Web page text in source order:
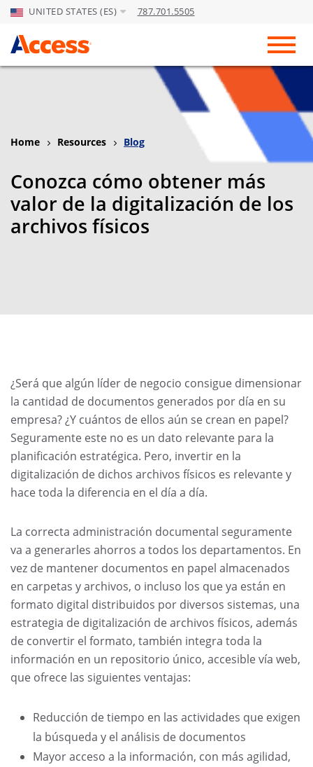
Skip to Main Content
UNITED STATES (ES) 787.701.5505
Home Resources Blog
Conozca cómo obtener más
valor de la digitalización de los
archivos físicos
¿Será que algún líder de negocio consigue dimensionar
la cantidad de documentos generados por día en su
empresa? ¿Y cuántos de ellos aún se crean en papel?
Seguramente este no es un dato relevante para la
planificación estratégica. Pero, invertir en la
digitalización de dichos archivos físicos es relevante y
hace toda la diferencia en el día a día.
La correcta administración documental seguramente
va a generarles ahorros a todos los departamentos. En
vez de mantener documentos en papel almacenados
en carpetas y archivos, o incluso los que ya están en
formato digital distribuidos por diversos sistemas, una
estrategia de digitalización de archivos físicos, además
de convertir el formato, también integra toda la
información en un repositorio único, accesible vía web,
que ofrece las siguientes ventajas:
Reducción de tiempo en las actividades que exigen
la búsqueda y el análisis de documentos
Mayor acceso a la información, con más agilidad,